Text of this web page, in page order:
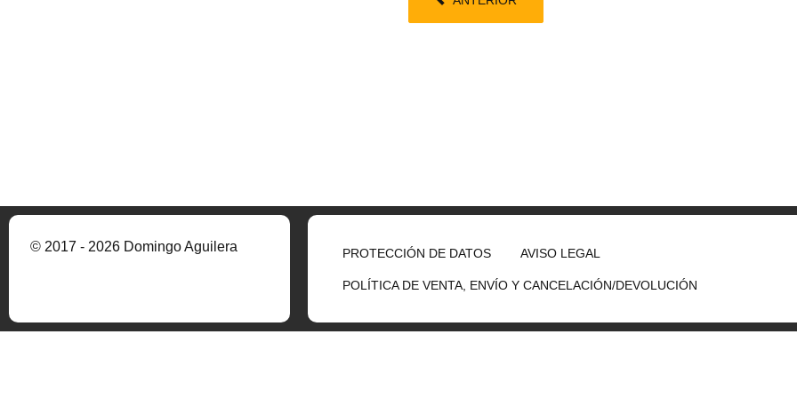
© 2017 - 2026 Domingo Aguilera PROTECCIÓN DE DATOS AVISO LEGAL
POLÍTICA DE VENTA, ENVÍO Y CANCELACIÓN/DEVOLUCIÓN